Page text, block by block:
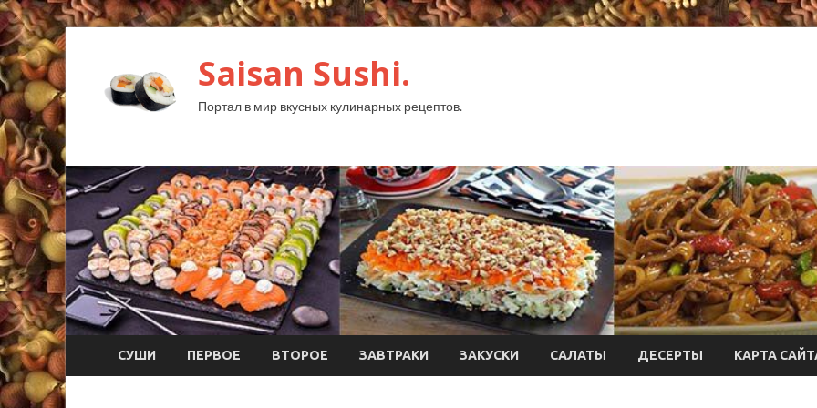
Saisan Sushi.
Портал в мир вкусных кулинарных рецептов.
СУШИ ПЕРВОЕ ВТОРОЕ ЗАВТРАКИ ЗАКУСКИ САЛАТЫ ДЕСЕРТЫ КАРТА